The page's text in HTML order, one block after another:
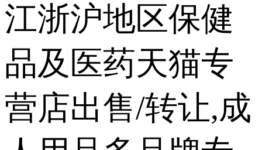
江浙沪地区保健
品及医药天猫专
营店出售/转让,成